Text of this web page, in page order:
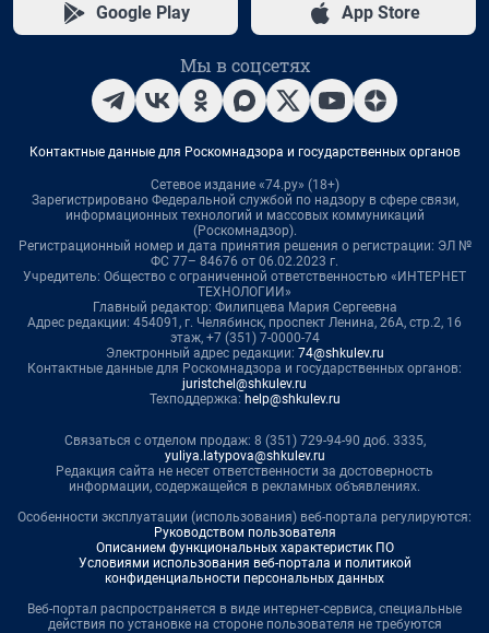
Google Play App Store
Мы в соцсетях
Контактные данные для Роскомнадзора и государственных органов
Сетевое издание «74.ру» (18+)
Зарегистрировано Федеральной службой по надзору в сфере связи,
информационных технологий и массовых коммуникаций
(Роскомнадзор).
Регистрационный номер и дата принятия решения о регистрации: ЭЛ №
ФС 77– 84676 от 06.02.2023 г.
Учредитель: Общество с ограниченной ответственностью «ИНТЕРНЕТ
ТЕХНОЛОГИИ»
Главный редактор: Филипцева Мария Сергеевна
Адрес редакции: 454091, г. Челябинск, проспект Ленина, 26А, стр.2, 16
этаж, +7 (351) 7-0000-74
Электронный адрес редакции: 74@shkulev.ru
Контактные данные для Роскомнадзора и государственных органов:
juristchel@shkulev.ru
Техподдержка: help@shkulev.ru
Связаться с отделом продаж: 8 (351) 729-94-90 доб. 3335,
yuliya.latypova@shkulev.ru
Редакция сайта не несет ответственности за достоверность
информации, содержащейся в рекламных объявлениях.
Особенности эксплуатации (использования) веб-портала регулируются:
Руководством пользователя
Описанием функциональных характеристик ПО
Условиями использования веб-портала и политикой
конфиденциальности персональных данных
Веб-портал распространяется в виде интернет-сервиса, специальные
действия по установке на стороне пользователя не требуются